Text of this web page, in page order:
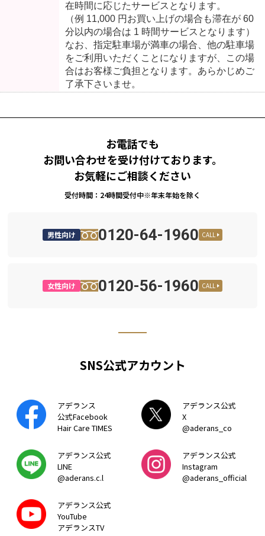
在時間に応じたサービスとなります。
（例 11,000 円お買い上げの場合も滞在が 60
分以内の場合は 1 時間サービスとなります）
なお、指定駐車場が満車の場合、他の駐車場
をご利用いただくことになりますが、この場
合はお客様ご負担となります。あらかじめご
了承下さいませ。
お電話でも
お問い合わせを受け付けております。
お気軽にご相談ください
受付時間：24時間受付中※年末年始を除く
男性向け 0120-64-1960 CALL
女性向け 0120-56-1960 CALL
SNS公式アカウント
アデランス
公式Facebook
Hair Care TIMES
アデランス公式
X
@aderans_co
アデランス公式
LINE
@aderans.c.l
アデランス公式
Instagram
@aderans_official
アデランス公式
YouTube
アデランスTV